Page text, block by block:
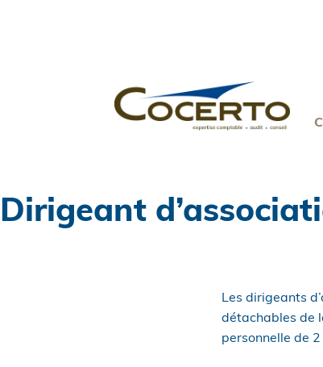
Dirigeant
Les dirigeants
détachables de
personnelle de